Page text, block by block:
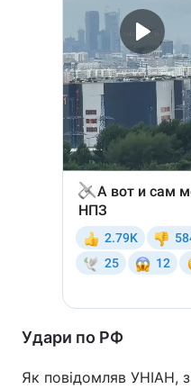
Удари по РФ
Як повідомляв УНІАН,